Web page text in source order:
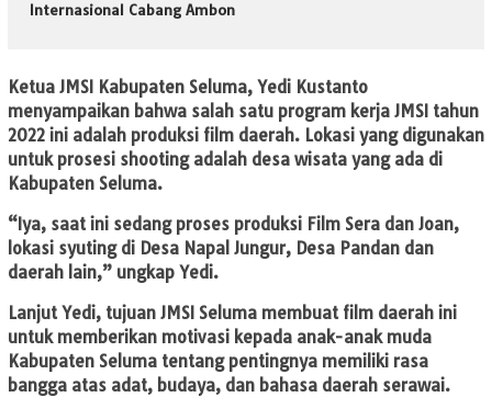
Internasional Cabang Ambon
Ketua JMSI Kabupaten Seluma, Yedi Kustanto
menyampaikan bahwa salah satu program kerja JMSI tahun
2022 ini adalah produksi film daerah. Lokasi yang digunakan
untuk prosesi shooting adalah desa wisata yang ada di
Kabupaten Seluma.
“Iya, saat ini sedang proses produksi Film Sera dan Joan,
lokasi syuting di Desa Napal Jungur, Desa Pandan dan
daerah lain,” ungkap Yedi.
Lanjut Yedi, tujuan JMSI Seluma membuat film daerah ini
untuk memberikan motivasi kepada anak-anak muda
Kabupaten Seluma tentang pentingnya memiliki rasa
bangga atas adat, budaya, dan bahasa daerah serawai.